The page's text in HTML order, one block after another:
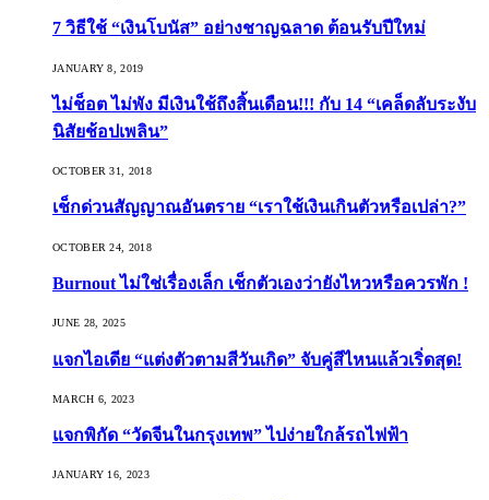
7 วิธีใช้ “เงินโบนัส” อย่างชาญฉลาด ต้อนรับปีใหม่
JANUARY 8, 2019
ไม่ช็อต ไม่พัง มีเงินใช้ถึงสิ้นเดือน!!! กับ 14 “เคล็ดลับระงับ
นิสัยช้อปเพลิน”
OCTOBER 31, 2018
เช็กด่วนสัญญาณอันตราย “เราใช้เงินเกินตัวหรือเปล่า?”
OCTOBER 24, 2018
Burnout ไม่ใช่เรื่องเล็ก เช็กตัวเองว่ายังไหวหรือควรพัก !
JUNE 28, 2025
แจกไอเดีย “แต่งตัวตามสีวันเกิด” จับคู่สีไหนแล้วเริ่ดสุด!
MARCH 6, 2023
แจกพิกัด “วัดจีนในกรุงเทพ” ไปง่ายใกล้รถไฟฟ้า
JANUARY 16, 2023